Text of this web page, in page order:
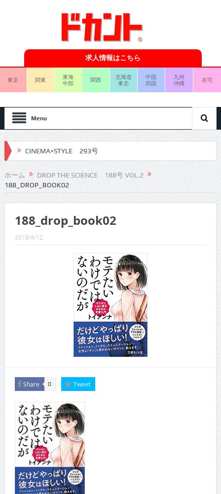
求人情報はこちら
東京 関東
東海
中部
関西
北海道
東北
中国
四国
九州
沖縄
在宅
Menu
CINEMA×STYLE 293号
CINEMA×STYLE 292号
CINEMA×STYLE 291号
CINEMA×STYLE 289号
CINEMA×STYLE 287号
CINEMA×STYLE 286号
CINEMA×STYLE 285号
CINEMA×STYLE 294号
ホーム
DROP THE SCIENCE 188号 VOL.2
188_DROP_BOOK02
188_drop_book02
2018/4/12
Share 0 Tweet